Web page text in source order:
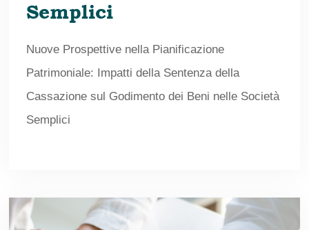
Semplici
Nuove Prospettive nella Pianificazione
Patrimoniale: Impatti della Sentenza della
Cassazione sul Godimento dei Beni nelle Società
Semplici